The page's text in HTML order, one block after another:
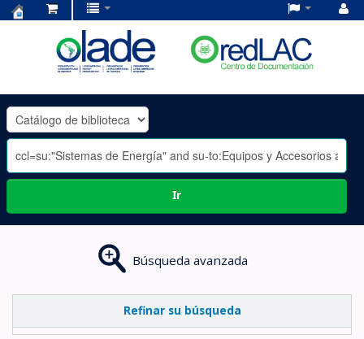
OLADE
-
Ir
Búsqueda avanzada
Refinar su búsqueda